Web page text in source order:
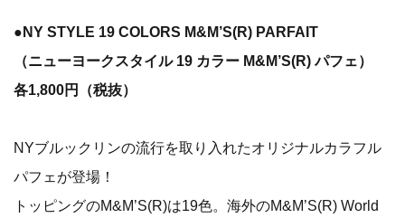
●NY STYLE 19 COLORS M&M’S(R) PARFAIT
（ニューヨークスタイル 19 カラー M&M’S(R) パフェ）
各1,800円（税抜）
NYブルックリンの流行を取り入れたオリジナルカラフル
パフェが登場！
トッピングのM&M’S(R)は19色。海外のM&M’S(R) World